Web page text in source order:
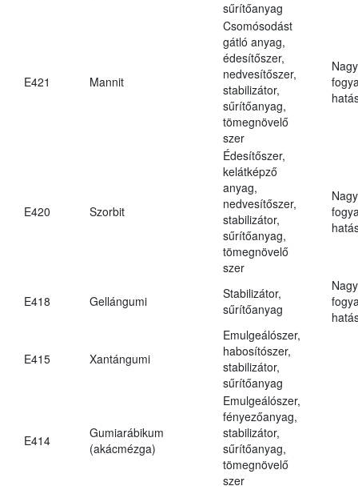
sűrítőanyag
E421 Mannit
Csomósodást
gátló anyag,
édesítőszer,
nedvesítőszer,
stabilizátor,
sűrítőanyag,
tömegnövelő
szer
E420 Szorbit
Édesítőszer,
kelátképző
anyag,
nedvesítőszer,
stabilizátor,
sűrítőanyag,
tömegnövelő
szer
E418 Gellángumi
Stabilizátor,
sűrítőanyag
E415 Xantángumi
Emulgeálószer,
habosítószer,
stabilizátor,
sűrítőanyag
E414
Gumiarábikum
(akácmézga)
Emulgeálószer,
fényezőanyag,
stabilizátor,
sűrítőanyag,
tömegnövelő
szer